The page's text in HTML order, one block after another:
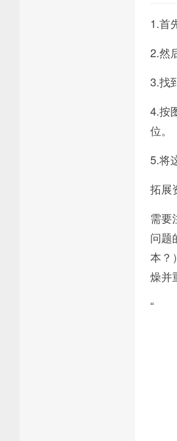
1.首
2.然
3.找
4.按
位。
5.将
拓展
需要
问题
本？
燥并
“